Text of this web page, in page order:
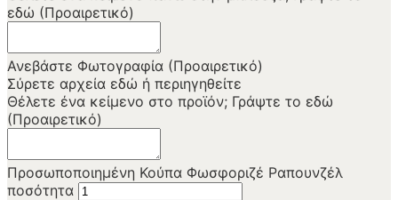
εδώ (Προαιρετικό)
Ανεβάστε Φωτογραφία (Προαιρετικό)
Σύρετε αρχεία εδώ ή περιηγηθείτε
Θέλετε ένα κείμενο στο προϊόν; Γράψτε το εδώ
(Προαιρετικό)
Προσωποποιημένη Κούπα Φωσφοριζέ Ραπουνζέλ
ποσότητα